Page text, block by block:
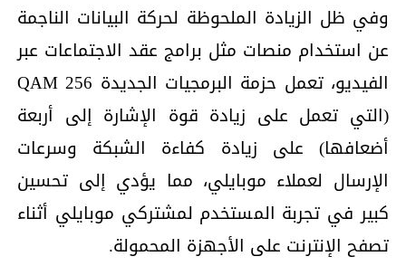
وفي ظل الزيادة الملحوظة لحركة البيانات الناجمة
عن استخدام منصات مثل برامج عقد الاجتماعات عبر
الفيديو، تعمل حزمة البرمجيات الجديدة 256 QAM
(التي تعمل على زيادة قوة الإشارة إلى أربعة
أضعافها) على زيادة كفاءة الشبكة وسرعات
الإرسال لعملاء موبايلي، مما يؤدي إلى تحسين
كبير في تجربة المستخدم لمشتركي موبايلي أثناء
تصفح الإنترنت على الأجهزة المحمولة.